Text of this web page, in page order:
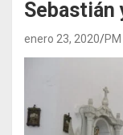
Sebastián
enero 23, 2020 PM